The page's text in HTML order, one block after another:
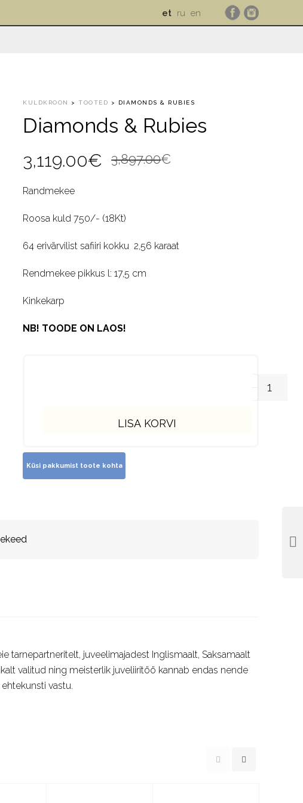
et ru en
KULDKROON >TOOTED > DIAMONDS & RUBIES
Diamonds & Rubies
3,897.00€
3,119.00€
Randmekee
Roosa kuld 750/- (18Kt)
64 erivärvilist safiiri kokku 2,56 karaat
Rendmekee pikkus l: 17,5 cm
Kinkekarp
NB! TOODE ON LAOS!
LISA KORVI
juveelimajadest Inglismaalt, Saksamaalt
valitud ning meisterlik juveliiritöö kannab endas nende
vastu.